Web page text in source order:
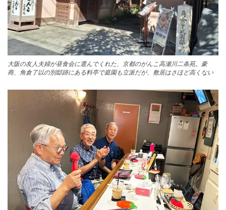
大阪の友人夫婦が昼食会に選んでくれた、京都のがんこ高瀬川二条苑。豪
商、角倉了以の別邸跡にある料亭で庭園も立派だが、敷居はさほど高くない